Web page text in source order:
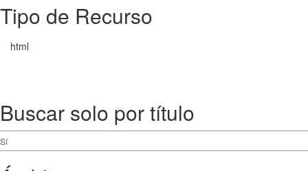
Tipo de Recurso
html
Buscar solo por título